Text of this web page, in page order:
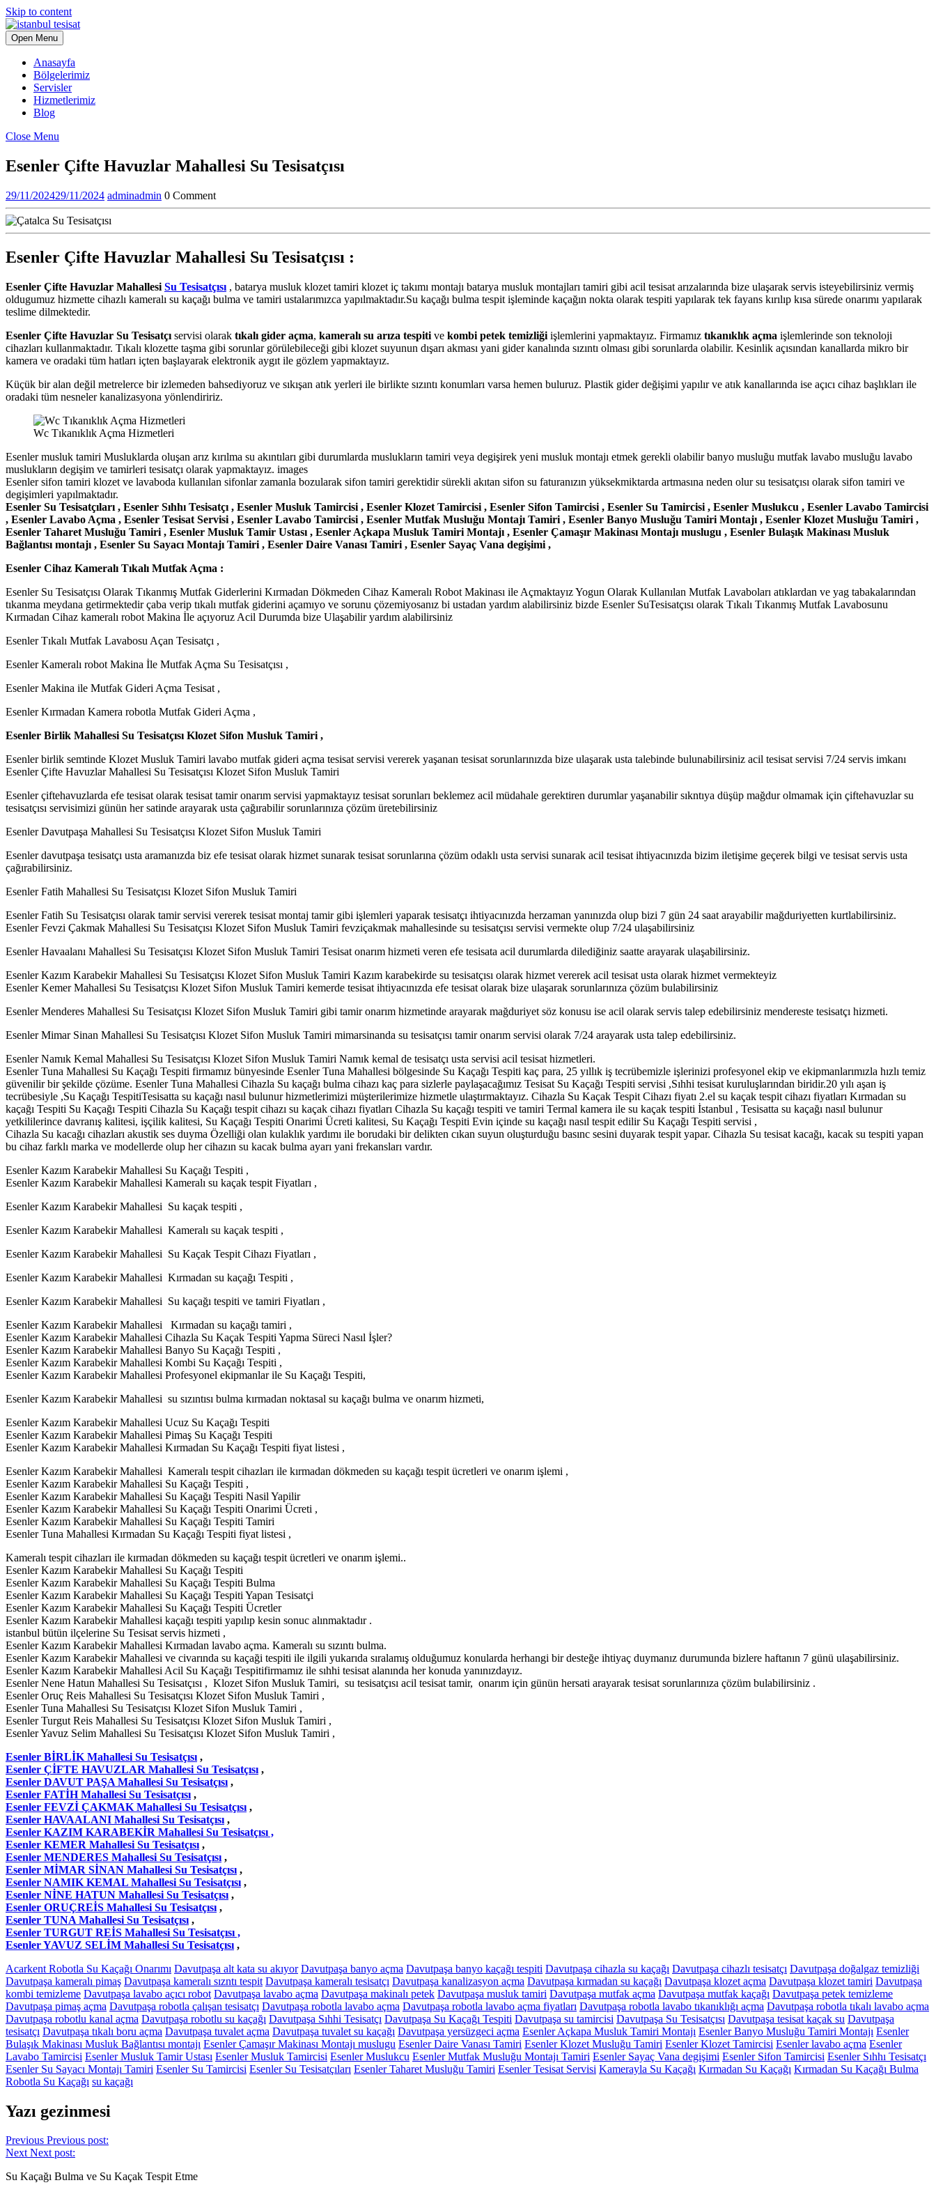
Skip to content
Open Menu
Anasayfa
Bölgelerimiz
Servisler
Hizmetlerimiz
Blog
Close Menu
Esenler Çifte Havuzlar Mahallesi Su Tesisatçısı
29/11/202429/11/2024 adminadmin 0 Comment
Esenler Çifte Havuzlar Mahallesi Su Tesisatçısı :
Esenler Çifte Havuzlar Mahallesi Su Tesisatçısı , batarya musluk klozet tamiri klozet iç takımı montajı batarya musluk montajları tamiri gibi acil tesisat arızalarında bize ulaşarak servis isteyebilirsiniz vermiş
oldugumuz hizmette cihazlı kameralı su kaçağı bulma ve tamiri ustalarımızca yapılmaktadır.Su kaçağı bulma tespit işleminde kaçağın nokta olarak tespiti yapılarak tek fayans kırılıp kısa sürede onarımı yapılarak
teslime dilmektedir.
Esenler Çifte Havuzlar Su Tesisatçı servisi olarak tıkalı gider açma, kameralı su arıza tespiti ve kombi petek temizliği işlemlerini yapmaktayız. Firmamız tıkanıklık açma işlemlerinde son teknoloji
cihazları kullanmaktadır. Tıkalı klozette taşma gibi sorunlar görülebileceği gibi klozet suyunun dışarı akması yani gider kanalında sızıntı olması gibi sorunlarda olabilir. Kesinlik açısından kanallarda mikro bir
kamera ve oradaki tüm hatları içten başlayarak elektronik aygıt ile gözlem yapmaktayız.
Küçük bir alan değil metrelerce bir izlemeden bahsediyoruz ve sıkışan atık yerleri ile birlikte sızıntı konumları varsa hemen buluruz. Plastik gider değişimi yapılır ve atık kanallarında ise açıcı cihaz başlıkları ile
oradaki tüm nesneler kanalizasyona yönlendiririz.
Wc Tıkanıklık Açma Hizmetleri
Esenler musluk tamiri Musluklarda oluşan arız kırılma su akıntıları gibi durumlarda muslukların tamiri veya degişirek yeni musluk montajı etmek gerekli olabilir banyo musluğu mutfak lavabo musluğu lavabo
muslukların degişim ve tamirleri tesisatçı olarak yapmaktayız. images
Esenler sifon tamiri klozet ve lavaboda kullanılan sifonlar zamanla bozularak sifon tamiri gerektidir sürekli akıtan sifon su faturanızın yüksekmiktarda artmasına neden olur su tesisatçısı olarak sifon tamiri ve
degişimleri yapılmaktadır.
Esenler Su Tesisatçıları , Esenler Sıhhı Tesisatçı , Esenler Musluk Tamircisi , Esenler Klozet Tamircisi , Esenler Sifon Tamircisi , Esenler Su Tamircisi , Esenler Muslukcu , Esenler Lavabo Tamircisi
, Esenler Lavabo Açma , Esenler Tesisat Servisi , Esenler Lavabo Tamircisi , Esenler Mutfak Musluğu Montajı Tamiri , Esenler Banyo Musluğu Tamiri Montajı , Esenler Klozet Musluğu Tamiri ,
Esenler Taharet Musluğu Tamiri , Esenler Musluk Tamir Ustası , Esenler Açkapa Musluk Tamiri Montajı , Esenler Çamaşır Makinası Montajı muslugu , Esenler Bulaşık Makinası Musluk
Bağlantısı montajı , Esenler Su Sayacı Montajı Tamiri , Esenler Daire Vanası Tamiri , Esenler Sayaç Vana degişimi ,
Esenler Cihaz Kameralı Tıkalı Mutfak Açma :
Esenler Su Tesisatçısı Olarak Tıkanmış Mutfak Giderlerini Kırmadan Dökmeden Cihaz Kameralı Robot Makinası ile Açmaktayız Yogun Olarak Kullanılan Mutfak Lavaboları atıklardan ve yag tabakalarından
tıkanma meydana getirmektedir çaba verip tıkalı mutfak giderini açamıyo ve sorunu çözemiyosanız bi ustadan yardım alabilirsiniz bizde Esenler SuTesisatçısı olarak Tıkalı Tıkanmış Mutfak Lavabosunu
Kırmadan Cihaz kameralı robot Makina İle açıyoruz Acil Durumda bize Ulaşabilir yardım alabilirsiniz
Esenler Tıkalı Mutfak Lavabosu Açan Tesisatçı ,
Esenler Kameralı robot Makina İle Mutfak Açma Su Tesisatçısı ,
Esenler Makina ile Mutfak Gideri Açma Tesisat ,
Esenler Kırmadan Kamera robotla Mutfak Gideri Açma ,
Esenler Birlik Mahallesi Su Tesisatçısı Klozet Sifon Musluk Tamiri ,
Esenler birlik semtinde Klozet Musluk Tamiri lavabo mutfak gideri açma tesisat servisi vererek yaşanan tesisat sorunlarınızda bize ulaşarak usta talebinde bulunabilirsiniz acil tesisat servisi 7/24 servis imkanı
Esenler Çifte Havuzlar Mahallesi Su Tesisatçısı Klozet Sifon Musluk Tamiri
Esenler çiftehavuzlarda efe tesisat olarak tesisat tamir onarım servisi yapmaktayız tesisat sorunları beklemez acil müdahale gerektiren durumlar yaşanabilir sıkntıya düşüp mağdur olmamak için çiftehavuzlar su
tesisatçısı servisimizi günün her satinde arayarak usta çağırabilir sorunlarınıza çözüm üretebilirsiniz
Esenler Davutpaşa Mahallesi Su Tesisatçısı Klozet Sifon Musluk Tamiri
Esenler davutpaşa tesisatçı usta aramanızda biz efe tesisat olarak hizmet sunarak tesisat sorunlarına çözüm odaklı usta servisi sunarak acil tesisat ihtiyacınızda bizim iletişime geçerek bilgi ve tesisat servis usta
çağırabilirsiniz.
Esenler Fatih Mahallesi Su Tesisatçısı Klozet Sifon Musluk Tamiri
Esenler Fatih Su Tesisatçısı olarak tamir servisi vererek tesisat montaj tamir gibi işlemleri yaparak tesisatçı ihtiyacınızda herzaman yanınızda olup bizi 7 gün 24 saat arayabilir mağduriyetten kurtlabilirsiniz.
Esenler Fevzi Çakmak Mahallesi Su Tesisatçısı Klozet Sifon Musluk Tamiri fevziçakmak mahallesinde su tesisatçısı servisi vermekte olup 7/24 ulaşabilirsiniz
Esenler Havaalanı Mahallesi Su Tesisatçısı Klozet Sifon Musluk Tamiri Tesisat onarım hizmeti veren efe tesisata acil durumlarda dilediğiniz saatte arayarak ulaşabilirsiniz.
Esenler Kazım Karabekir Mahallesi Su Tesisatçısı Klozet Sifon Musluk Tamiri Kazım karabekirde su tesisatçısı olarak hizmet vererek acil tesisat usta olarak hizmet vermekteyiz
Esenler Kemer Mahallesi Su Tesisatçısı Klozet Sifon Musluk Tamiri kemerde tesisat ihtiyacınızda efe tesisat olarak bize ulaşarak sorunlarınıza çözüm bulabilirsiniz
Esenler Menderes Mahallesi Su Tesisatçısı Klozet Sifon Musluk Tamiri gibi tamir onarım hizmetinde arayarak mağduriyet söz konusu ise acil olarak servis talep edebilirsiniz mendereste tesisatçı hizmeti.
Esenler Mimar Sinan Mahallesi Su Tesisatçısı Klozet Sifon Musluk Tamiri mimarsinanda su tesisatçısı tamir onarım servisi olarak 7/24 arayarak usta talep edebilirsiniz.
Esenler Namık Kemal Mahallesi Su Tesisatçısı Klozet Sifon Musluk Tamiri Namık kemal de tesisatçı usta servisi acil tesisat hizmetleri.
Esenler Tuna Mahallesi Su Kaçağı Tespiti firmamız bünyesinde Esenler Tuna Mahallesi bölgesinde Su Kaçağı Tespiti kaç para, 25 yıllık iş tecrübemizle işlerinizi profesyonel ekip ve ekipmanlarımızla hızlı temiz
güvenilir bir şekilde çözüme. Esenler Tuna Mahallesi Cihazla Su kaçağı bulma cihazı kaç para sizlerle paylaşacağımız Tesisat Su Kaçağı Tespiti servisi ,Sıhhi tesisat kuruluşlarından biridir.20 yılı aşan iş
tecrübesiyle ,Su Kaçağı TespitiTesisatta su kaçağı nasıl bulunur hizmetlerimizi müşterilerimize hizmetle ulaştırmaktayız. Cihazla Su Kaçak Tespit Cihazı fiyatı 2.el su kaçak tespit cihazı fiyatları Kırmadan su
kaçağı Tespiti Su Kaçağı Tespiti Cihazla Su Kaçağı tespit cihazı su kaçak cihazı fiyatları Cihazla Su kaçağı tespiti ve tamiri Termal kamera ile su kaçak tespiti İstanbul , Tesisatta su kaçağı nasıl bulunur
yetkililerince davranış kalitesi, işçilik kalitesi, Su Kaçağı Tespiti Onarimi Ücreti kalitesi, Su Kaçağı Tespiti Evin içinde su kaçağı nasıl tespit edilir Su Kaçağı Tespiti servisi ,
Cihazla Su kacağı cihazları akustik ses duyma Özelliği olan kulaklık yardımı ile borudaki bir delikten cıkan suyun oluşturduğu basınc sesini duyarak tespit yapar. Cihazla Su tesisat kacağı, kacak su tespiti yapan
bu cihaz farklı marka ve modellerde olup her cihazın su kacak bulma ayarı yani frekansları vardır.
Esenler Kazım Karabekir Mahallesi Su Kaçağı Tespiti ,
Esenler Kazım Karabekir Mahallesi Kameralı su kaçak tespit Fiyatları ,
Esenler Kazım Karabekir Mahallesi Su kaçak tespiti ,
Esenler Kazım Karabekir Mahallesi Kameralı su kaçak tespiti ,
Esenler Kazım Karabekir Mahallesi Su Kaçak Tespit Cihazı Fiyatları ,
Esenler Kazım Karabekir Mahallesi Kırmadan su kaçağı Tespiti ,
Esenler Kazım Karabekir Mahallesi Su kaçağı tespiti ve tamiri Fiyatları ,
Esenler Kazım Karabekir Mahallesi Kırmadan su kaçağı tamiri ,
Esenler Kazım Karabekir Mahallesi Cihazla Su Kaçak Tespiti Yapma Süreci Nasıl İşler?
Esenler Kazım Karabekir Mahallesi Banyo Su Kaçağı Tespiti ,
Esenler Kazım Karabekir Mahallesi Kombi Su Kaçağı Tespiti ,
Esenler Kazım Karabekir Mahallesi Profesyonel ekipmanlar ile Su Kaçağı Tespiti,
Esenler Kazım Karabekir Mahallesi su sızıntısı bulma kırmadan noktasal su kaçağı bulma ve onarım hizmeti,
Esenler Kazım Karabekir Mahallesi Ucuz Su Kaçağı Tespiti
Esenler Kazım Karabekir Mahallesi Pimaş Su Kaçağı Tespiti
Esenler Kazım Karabekir Mahallesi Kırmadan Su Kaçağı Tespiti fiyat listesi ,
Esenler Kazım Karabekir Mahallesi Kameralı tespit cihazları ile kırmadan dökmeden su kaçağı tespit ücretleri ve onarım işlemi ,
Esenler Kazım Karabekir Mahallesi Su Kaçağı Tespiti ,
Esenler Kazım Karabekir Mahallesi Su Kaçağı Tespiti Nasil Yapilir
Esenler Kazım Karabekir Mahallesi Su Kaçağı Tespiti Onarimi Ücreti ,
Esenler Kazım Karabekir Mahallesi Su Kaçağı Tespiti Tamiri
Esenler Tuna Mahallesi Kırmadan Su Kaçağı Tespiti fiyat listesi ,
Kameralı tespit cihazları ile kırmadan dökmeden su kaçağı tespit ücretleri ve onarım işlemi..
Esenler Kazım Karabekir Mahallesi Su Kaçağı Tespiti
Esenler Kazım Karabekir Mahallesi Su Kaçağı Tespiti Bulma
Esenler Kazım Karabekir Mahallesi Su Kaçağı Tespiti Yapan Tesisatçi
Esenler Kazım Karabekir Mahallesi Su Kaçağı Tespiti Ücretler
Esenler Kazım Karabekir Mahallesi kaçağı tespiti yapılıp kesin sonuc alınmaktadır .
istanbul bütün ilçelerine Su Tesisat servis hizmeti ,
Esenler Kazım Karabekir Mahallesi Kırmadan lavabo açma. Kameralı su sızıntı bulma.
Esenler Kazım Karabekir Mahallesi ve civarında su kaçaği tespiti ile ilgili yukarıda sıralamış olduğumuz konularda herhangi bir desteğe ihtiyaç duymanız durumunda bizlere haftanın 7 günü ulaşabilirsiniz.
Esenler Kazım Karabekir Mahallesi Acil Su Kaçağı Tespitifirmamız ile sıhhi tesisat alanında her konuda yanınızdayız.
Esenler Nene Hatun Mahallesi Su Tesisatçısı , Klozet Sifon Musluk Tamiri, su tesisatçısı acil tesisat tamir, onarım için günün hersati arayarak tesisat sorunlarınıza çözüm bulabilirsiniz .
Esenler Oruç Reis Mahallesi Su Tesisatçısı Klozet Sifon Musluk Tamiri ,
Esenler Tuna Mahallesi Su Tesisatçısı Klozet Sifon Musluk Tamiri ,
Esenler Turgut Reis Mahallesi Su Tesisatçısı Klozet Sifon Musluk Tamiri ,
Esenler Yavuz Selim Mahallesi Su Tesisatçısı Klozet Sifon Musluk Tamiri ,
Esenler BİRLİK Mahallesi Su Tesisatçısı ,
Esenler ÇİFTE HAVUZLAR Mahallesi Su Tesisatçısı ,
Esenler DAVUT PAŞA Mahallesi Su Tesisatçısı ,
Esenler FATİH Mahallesi Su Tesisatçısı ,
Esenler FEVZİ ÇAKMAK Mahallesi Su Tesisatçısı ,
Esenler HAVAALANI Mahallesi Su Tesisatçısı ,
Esenler KAZIM KARABEKİR Mahallesi Su Tesisatçısı ,
Esenler KEMER Mahallesi Su Tesisatçısı ,
Esenler MENDERES Mahallesi Su Tesisatçısı ,
Esenler MİMAR SİNAN Mahallesi Su Tesisatçısı ,
Esenler NAMIK KEMAL Mahallesi Su Tesisatçısı ,
Esenler NİNE HATUN Mahallesi Su Tesisatçısı ,
Esenler ORUÇREİS Mahallesi Su Tesisatçısı ,
Esenler TUNA Mahallesi Su Tesisatçısı ,
Esenler TURGUT REİS Mahallesi Su Tesisatçısı ,
Esenler YAVUZ SELİM Mahallesi Su Tesisatçısı ,
Acarkent Robotla Su Kaçağı Onarımı Davutpaşa alt kata su akıyor Davutpaşa banyo açma Davutpaşa banyo kaçağı tespiti Davutpaşa cihazla su kaçağı Davutpaşa cihazlı tesisatçı Davutpaşa doğalgaz temizliği
Davutpaşa kameralı pimaş Davutpaşa kameralı sızntı tespit Davutpaşa kameralı tesisatçı Davutpaşa kanalizasyon açma Davutpaşa kırmadan su kaçağı Davutpaşa klozet açma Davutpaşa klozet tamiri Davutpaşa
kombi temizleme Davutpaşa lavabo açıcı robot Davutpaşa lavabo açma Davutpaşa makinalı petek Davutpaşa musluk tamiri Davutpaşa mutfak açma Davutpaşa mutfak kaçağı Davutpaşa petek temizleme
Davutpaşa pimaş açma Davutpaşa robotla çalışan tesisatçı Davutpaşa robotla lavabo açma Davutpaşa robotla lavabo açma fiyatları Davutpaşa robotla lavabo tıkanıklığı açma Davutpaşa robotla tıkalı lavabo açma
Davutpaşa robotlu kanal açma Davutpaşa robotlu su kaçağı Davutpaşa Sıhhi Tesisatçı Davutpaşa Su Kaçağı Tespiti Davutpaşa su tamircisi Davutpaşa Su Tesisatçısı Davutpaşa tesisat kaçak su Davutpaşa
tesisatçı Davutpaşa tıkalı boru açma Davutpaşa tuvalet açma Davutpaşa tuvalet su kaçağı Davutpaşa yersüzgeci açma Esenler Açkapa Musluk Tamiri Montajı Esenler Banyo Musluğu Tamiri Montajı Esenler
Bulaşık Makinası Musluk Bağlantısı montajı Esenler Çamaşır Makinası Montajı muslugu Esenler Daire Vanası Tamiri Esenler Klozet Musluğu Tamiri Esenler Klozet Tamircisi Esenler lavabo açma Esenler
Lavabo Tamircisi Esenler Musluk Tamir Ustası Esenler Musluk Tamircisi Esenler Muslukcu Esenler Mutfak Musluğu Montajı Tamiri Esenler Sayaç Vana degişimi Esenler Sifon Tamircisi Esenler Sıhhı Tesisatçı
Esenler Su Sayacı Montajı Tamiri Esenler Su Tamircisi Esenler Su Tesisatçıları Esenler Taharet Musluğu Tamiri Esenler Tesisat Servisi Kamerayla Su Kaçağı Kırmadan Su Kaçağı Kırmadan Su Kaçağı Bulma
Robotla Su Kaçağı su kaçağı
Yazı gezinmesi
Previous Previous post:
Next Next post:
Su Kaçağı Bulma ve Su Kaçak Tespit Etme